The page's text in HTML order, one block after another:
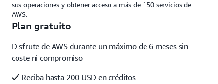
sus operaciones y obtener acceso a más de 150 servicios de
AWS.
Plan gratuito
Disfrute de AWS durante un máximo de 6 meses sin
coste ni compromiso
Reciba hasta 200 USD en créditos